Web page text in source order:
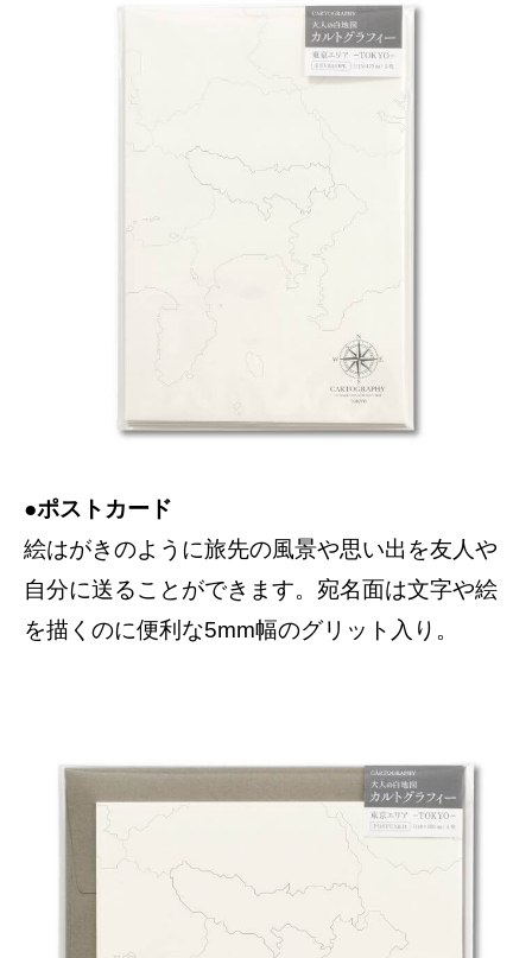
●ポストカード
絵はがきのように旅先の風景や思い出を友人や
自分に送ることができます。宛名面は文字や絵
を描くのに便利な5mm幅のグリット入り。